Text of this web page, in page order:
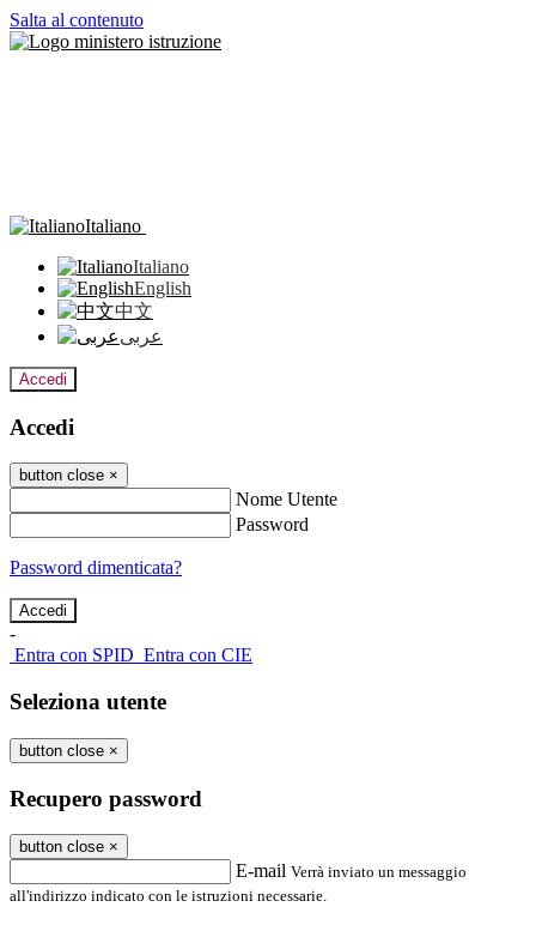
Salta al contenuto
Italiano
Italiano
English
中文
عربى
Accedi
Accedi
button close ×
Nome Utente
Password
Password dimenticata?
-
Entra con SPID Entra con CIE
Seleziona utente
button close ×
Recupero password
button close ×
E-mail Verrà inviato un messaggio
all'indirizzo indicato con le istruzioni necessarie.